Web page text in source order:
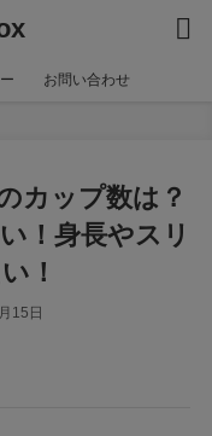
お問い合わせ
カップ数は？
！身長やスリ
！
15日